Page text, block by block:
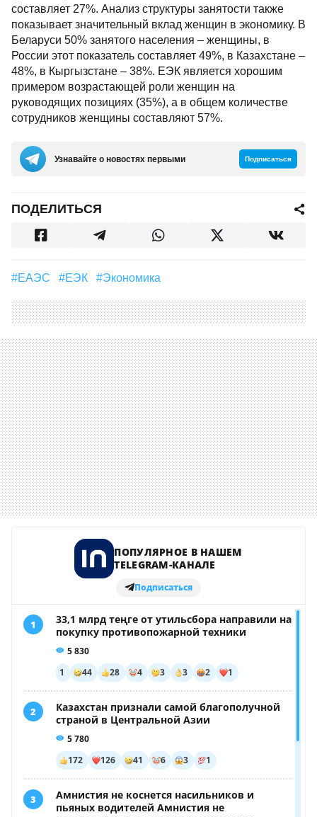
составляет 27%. Анализ структуры занятости также
показывает значительный вклад женщин в экономику. В
Беларуси 50% занятого населения – женщины, в
России этот показатель составляет 49%, в Казахстане –
48%, в Кыргызстане – 38%. ЕЭК является хорошим
примером возрастающей роли женщин на
руководящих позициях (35%), а в общем количестве
сотрудников женщины составляют 57%.
Узнавайте о новостях первыми Подписаться
ПОДЕЛИТЬСЯ
#ЕАЭС #ЕЭК #Экономика